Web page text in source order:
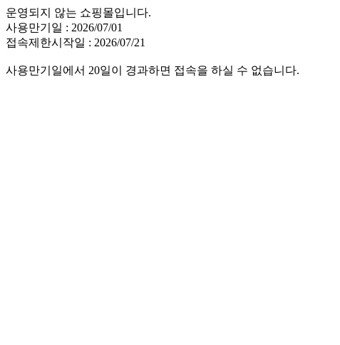
운영되지 않는 쇼핑몰입니다.
사용만기일 : 2026/07/01
접속제한시작일 : 2026/07/21
사용만기일에서 20일이 경과하면 접속을 하실 수 없습니다.